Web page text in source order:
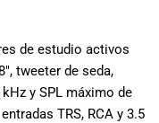
ende estudio activos
tweeter de seda,
y SPL máximo de
TRS, RCA y 3.5